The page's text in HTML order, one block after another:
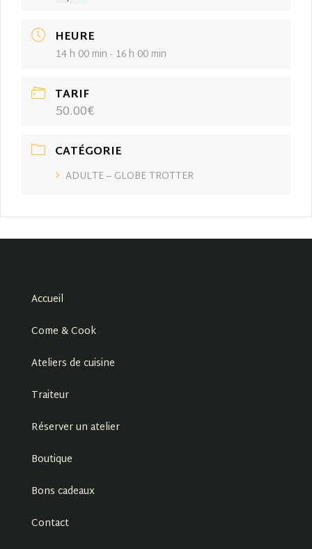
HEURE
14 h 00 min - 16 h 00 min
TARIF
50.00€
CATÉGORIE
ADULTE – GLOBE TROTTER
Accueil
Come & Cook
Ateliers de cuisine
Traiteur
Réserver un atelier
Boutique
Bons cadeaux
Contact